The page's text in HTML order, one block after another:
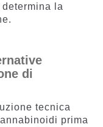
la
di
tecnica
prima